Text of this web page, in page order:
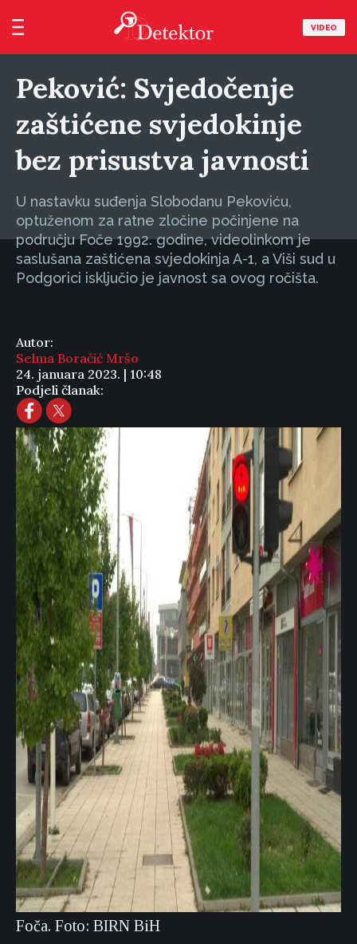
VIDEO
Peković: Svjedočenje
zaštićene svjedokinje
bez prisustva javnosti
U nastavku suđenja Slobodanu Pekoviću,
optuženom za ratne zločine počinjene na
području Foče 1992. godine, videolinkom je
saslušana zaštićena svjedokinja A-1, a Viši sud u
Podgorici isključio je javnost sa ovog ročišta.
Autor:
Selma Boračić Mršo
24. januara 2023. | 10:48
Podjeli članak:
Foča. Foto: BIRN BiH